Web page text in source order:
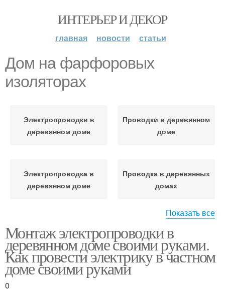
ИНТЕРЬЕР И ДЕКОР
главная новости статьи
Дом на фарфоровых
изоляторах
Электропроводки в
деревянном доме
Проводки в деревянном
доме
Электропроводка в
деревянном доме
Проводка в деревянных
домах
Деревянный дом
доме
Показать все
Монтаж электропроводки в
деревянном доме своими руками.
Как провести электрику в частном
доме своими руками
0